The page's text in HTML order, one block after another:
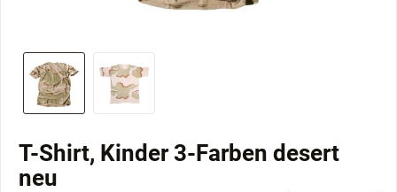
T-Shirt, Kinder 3-Farben desert
neu